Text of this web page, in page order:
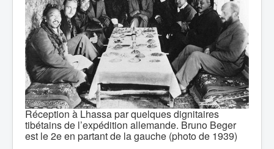
Réception à Lhassa par quelques dignitaires
tibétains de l’expédition allemande. Bruno Beger
est le 2e en partant de la gauche (photo de 1939)